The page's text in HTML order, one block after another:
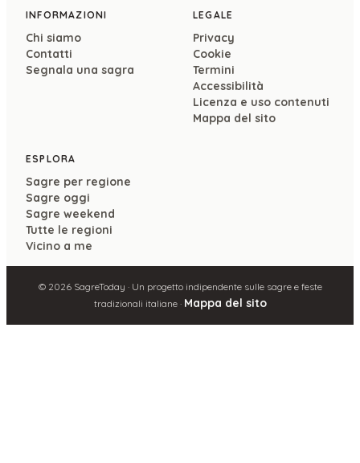
INFORMAZIONI
Chi siamo
Contatti
Segnala una sagra
LEGALE
Privacy
Cookie
Termini
Accessibilità
Licenza e uso contenuti
Mappa del sito
ESPLORA
Sagre per regione
Sagre oggi
Sagre weekend
Tutte le regioni
Vicino a me
© 2026SagreToday · Un progetto indipendente sulle sagre e feste
tradizionali italiane · Mappa del sito